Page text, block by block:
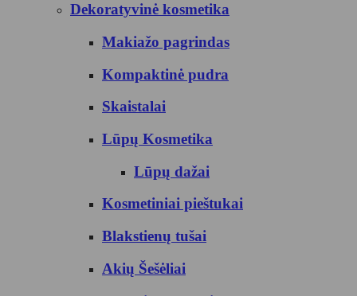
Dekoratyvinė kosmetika
Makiažo pagrindas
Kompaktinė pudra
Skaistalai
Lūpų Kosmetika
Lūpų dažai
Kosmetiniai pieštukai
Blakstienų tušai
Akių Šešėliai